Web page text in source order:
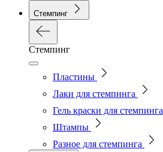
Стемпинг
Стемпинг
Пластины
Лаки для стемпинга
Гель краски для стемпинга
Штампы
Разное для стемпинга